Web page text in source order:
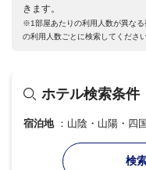
きます。
※1部屋あたりの利用人数が異な
の利用人数ごとに検索してください
ホテル検索条件
宿泊地 山陰・山陽・四
検